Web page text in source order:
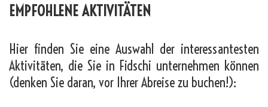
EMPFOHLENE AKTIVITÄTEN
Hier finden Sie eine Auswahl der interessantesten
Aktivitäten, die Sie in Fidschi unternehmen können
(denken Sie daran, vor Ihrer Abreise zu buchen!):